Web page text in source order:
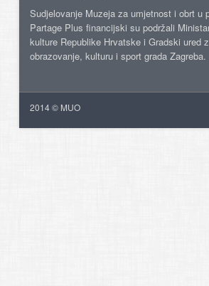
Sudjelovanje Muzeja za umjetnost i obrt u
Partage Plus financijski su podržali
kulture Republike Hrvatske i Gradski ured
obrazovanje, kulturu i sport grada Zagreba.
2014 © MUO